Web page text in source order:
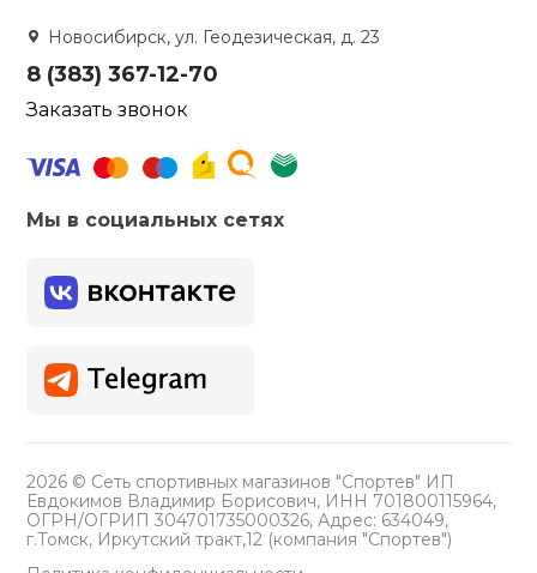
Новосибирск, ул. Геодезическая, д. 23
8 (383) 367-12-70
Заказать звонок
Мы в социальных сетях
2026 © Сеть спортивных магазинов "Спортев" ИП
Евдокимов Владимир Борисович, ИНН 701800115964,
ОГРН/ОГРИП 304701735000326, Адрес: 634049,
г.Томск, Иркутский тракт,12 (компания "Спортев")